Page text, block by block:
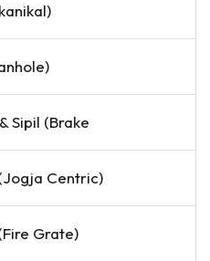
Centric)
Grate)